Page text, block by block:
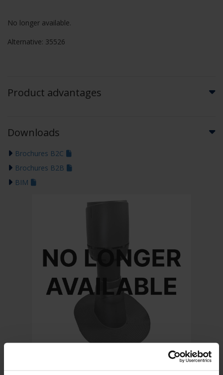
No longer available.
Alternative: 35526
Product advantages
Downloads
Brochures B2C
Brochures B2B
BIM